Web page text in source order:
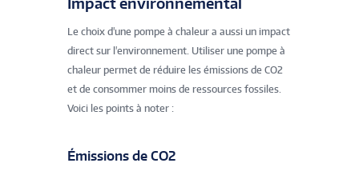
Le choix d'une pompe à chaleur a aussi un impact
direct sur l'environnement. Utiliser une pompe à
chaleur permet de réduire les émissions de CO2
et de consommer moins de ressources fossiles.
Voici les points à noter :
Émissions de CO2